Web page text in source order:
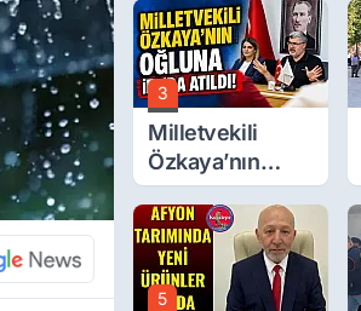
3
Milletvekili
Özkaya’nın
Oğluna İftira
Atıldı
5